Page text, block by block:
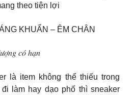
theo tiện lợi
KHUẨN – ÊM CHÂN
𝑐𝑜́ ℎ𝑎̣𝑛
là item không thể thiếu trong
làm hay dạo phố thì sneaker